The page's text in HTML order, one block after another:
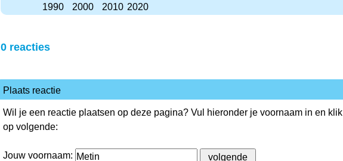
1990 2000 2010 2020
0 reacties
Plaats reactie
Wil je een reactie plaatsen op deze pagina? Vul hieronder je voornaam in en klik
op volgende:
Jouw voornaam: